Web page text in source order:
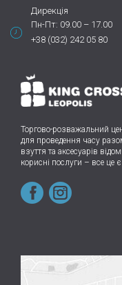
Дирекція
Пн-Пт: 09.00 – 17.00
+38 (032) 242 05 80
Торгово-розважальний
для проведення часу
взуття та аксесуарів
корисні послуги – все це